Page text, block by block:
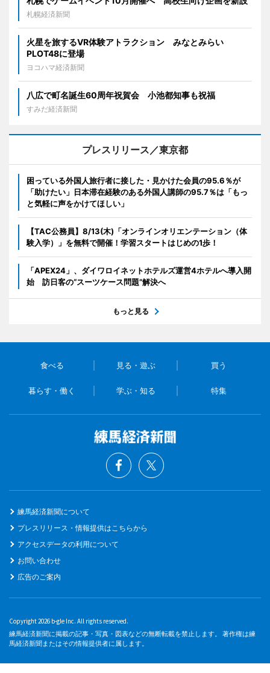
札幌経済新聞
火星を旅するVR体験アトラクション みなとみらい
PLOT48に登場
ヨコハマ経済新聞
八広で町名誕生60周年祝賀会 小池都知事も祝福
すみだ経済新聞
プレスリリース／東京都
困っている外国人旅行者に接した・見かけた会員の95.6％が
「助けたい」日本滞在経験のある外国人講師の95.7％は「もっ
と気軽に声をかけてほしい」
【TAC公務員】8/13(木)「オンラインオリエンテーション（体
験入学）」を無料で開催！学習スタートはじめの1歩！
「APEX24」、ダイワロイネットホテルズ運営4ホテルへ導入開
始 訪日客の“スーツケース問題”解決へ
もっと見る
食べる 見る・遊ぶ 買う
暮らす・働く 学ぶ・知る 特集
練馬経済新聞について
プレスリリース・情報提供はこちらから
アクセスデータの利用について
お問い合わせ
広告のご案内
Copyright 2026 b-gle Inc. All rights reserved.
練馬経済新聞に掲載の記事・写真・図表などの無断転載を禁止します。 著作権は練
馬経済新聞またはその情報提供者に属します。